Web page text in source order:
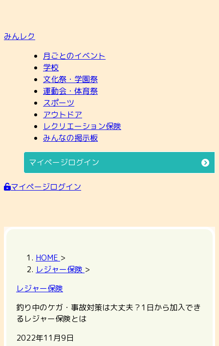
みんレク
月ごとのイベント
学校
文化祭・学園祭
運動会・体育祭
スポーツ
アウトドア
レクリエーション保険
みんなの掲示板
マイページログイン
マイページログイン
HOME >
レジャー保険 >
レジャー保険
釣り中のケガ・事故対策は大丈夫？1日から加入でき
るレジャー保険とは
2022年11月9日